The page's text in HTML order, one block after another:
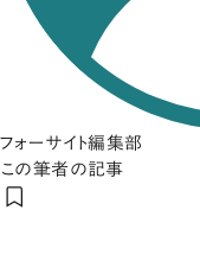
フォーサイト編集部
この筆者の記事